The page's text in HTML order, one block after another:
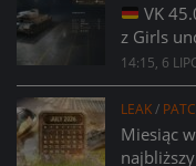
VK
z Girls
14:15, 6
LEAK/
Miesiąc